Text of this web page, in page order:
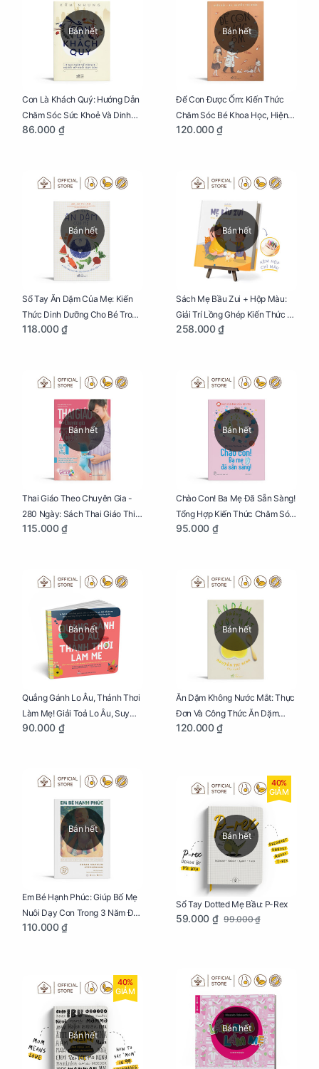
Bán hết
Con Là Khách Quý: Hướng Dẫn
Chăm Sóc Sức Khoẻ Và Dinh
Dưỡng Cho Bé
86.000 ₫
Bán hết
Để Con Được Ốm: Kiến Thức
Chăm Sóc Bé Khoa Học, Hiện
Đại
120.000 ₫
Bán hết
Sổ Tay Ăn Dặm Của Mẹ: Kiến
Thức Dinh Dưỡng Cho Bé Trong
Tuổi Ăn Dặm
118.000 ₫
Bán hết
Sách Mẹ Bầu Zui + Hộp Màu:
Giải Trí Lồng Ghép Kiến Thức Và
Lời Khuyên Mang Thai Bổ Ích
258.000 ₫
Bán hết
Thai Giáo Theo Chuyên Gia -
280 Ngày: Sách Thai Giáo Thiết
Thực Nhất Cho Mẹ Bầu
115.000 ₫
Bán hết
Chào Con! Ba Mẹ Đã Sẵn Sàng!
Tổng Hợp Kiến Thức Chăm Sóc
Trẻ Sơ Sinh
95.000 ₫
Bán hết
Quẳng Gánh Lo Âu, Thảnh Thơi
Làm Mẹ! Giải Toả Lo Âu, Suy
Nghĩ Tiêu Cực Cho Mẹ
90.000 ₫
Bán hết
Ăn Dặm Không Nước Mắt: Thực
Đơn Và Công Thức Ăn Dặm
Kiểu Nhật
120.000 ₫
Bán hết
Em Bé Hạnh Phúc: Giúp Bố Mẹ
Nuôi Dạy Con Trong 3 Năm Đầu
Đời
110.000 ₫
Bán hết
40%
GIẢM
Sổ Tay Dotted Mẹ Bầu: P-Rex
59.000 ₫ 99.000 ₫
Bán hết
40%
GIẢM
Bán hết